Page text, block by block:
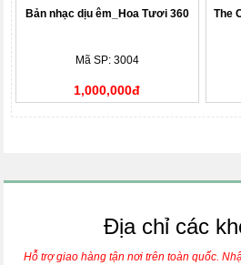
Bản nhạc dịu êm_Hoa Tươi 360
Mã SP: 3004
1,000,000đ
The
Địa chỉ các
Hỗ trợ giao hàng tận nơi trên toàn quốc.